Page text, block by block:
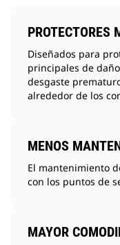
PROTECTORES
Diseñados para
principales de
desgaste
alrededor de los
MENOS
El mantenimiento
con los puntos de
MAYOR